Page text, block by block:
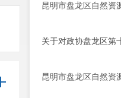
昆明市盘龙区自然资
关于对政协盘龙区第
昆明市盘龙区自然资